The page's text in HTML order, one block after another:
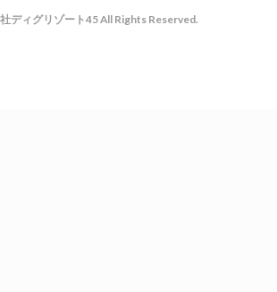
ディグリゾート45 All Rights Reserved.